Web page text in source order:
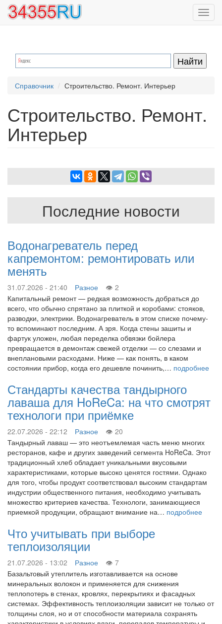
Перейти
основному
Справочник Строительство. Ремонт. Интерьер
Строительство. Ремонт.
Интерьер
Последние новости
Водонагреватель перед
капремонтом: ремонтировать или
менять
31.07.2026 - 21:40 Разное
2
Капитальный ремонт — редкая возможность добраться до
всего, что обычно спрятано за плиткой и коробами: стояков,
разводки, электрики. Водонагреватель в этом списке почему-
то вспоминают последним. А зря. Когда стены зашиты и
фартук уложен, любая переделка обвязки бойлера
превращается в демонтаж свежей отделки — со слезами и
внеплановыми расходами. Ниже — как понять, в каком
состоянии прибор, когда его дешевле починить,… подробнее
Стандарты качества тандырного
лаваша для HoReCa: на что смотрят
технологи при приёмке
22.07.2026 - 22:12 Разное
20
Тандырный лаваш — это неотъемлемая часть меню многих
ресторанов, кафе и других заведений сегмента HoReCa. Этот
традиционный хлеб обладает уникальными вкусовыми
характеристиками, которые высоко ценятся гостями. Однако
для того, чтобы продукт соответствовал высоким стандартам
индустрии общественного питания, необходимо учитывать
множество критериев качества. Технологи, занимающиеся
приемкой продукции, обращают внимание на… подробнее
Что учитывать при выборе
теплоизоляции
21.07.2026 - 13:02 Разное
7
Базальтовый утеплитель изготавливается на основе
минеральных волокон и применяется для снижения
теплопотерь в стенах, кровлях, перекрытиях и фасадных
системах. Эффективность теплоизоляции зависит не только от
толщины слоя, но и от способности материала сохранять